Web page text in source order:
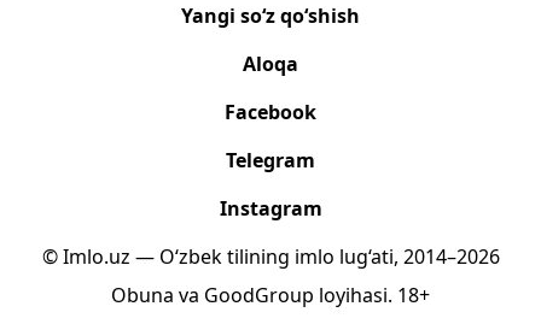
Yangi so‘z qo‘shish
Aloqa
Facebook
Telegram
Instagram
© Imlo.uz — O‘zbek tilining imlo lug‘ati, 2014–2026
Obuna va GoodGroup loyihasi. 18+